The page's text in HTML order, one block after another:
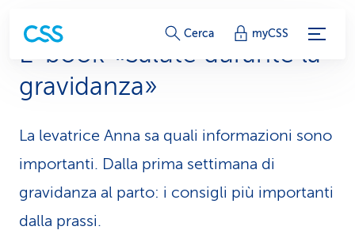
c
o
l
e
g
Cerca myCSS
E-book «Salute durante la
gravidanza»
La levatrice Anna sa quali informazioni sono
importanti. Dalla prima settimana di
gravidanza al parto: i consigli più importanti
dalla prassi.